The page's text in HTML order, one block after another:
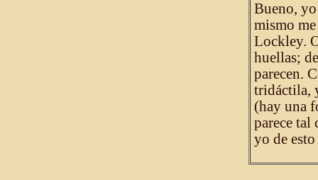
Bueno,
mismo
Lockley.
huellas;
parecen.
tridáctila,
(hay una
parece tal
yo de